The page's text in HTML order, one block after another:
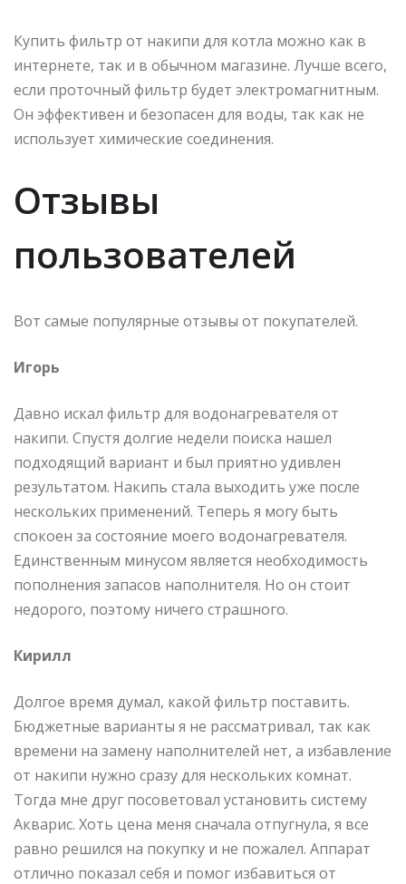
Купить фильтр от накипи для котла можно как в
интернете, так и в обычном магазине. Лучше всего,
если проточный фильтр будет электромагнитным.
Он эффективен и безопасен для воды, так как не
использует химические соединения.
Отзывы
пользователей
Вот самые популярные отзывы от покупателей.
Игорь
Давно искал фильтр для водонагревателя от
накипи. Спустя долгие недели поиска нашел
подходящий вариант и был приятно удивлен
результатом. Накипь стала выходить уже после
нескольких применений. Теперь я могу быть
спокоен за состояние моего водонагревателя.
Единственным минусом является необходимость
пополнения запасов наполнителя. Но он стоит
недорого, поэтому ничего страшного.
Кирилл
Долгое время думал, какой фильтр поставить.
Бюджетные варианты я не рассматривал, так как
времени на замену наполнителей нет, а избавление
от накипи нужно сразу для нескольких комнат.
Тогда мне друг посоветовал установить систему
Акварис. Хоть цена меня сначала отпугнула, я все
равно решился на покупку и не пожалел. Аппарат
отлично показал себя и помог избавиться от